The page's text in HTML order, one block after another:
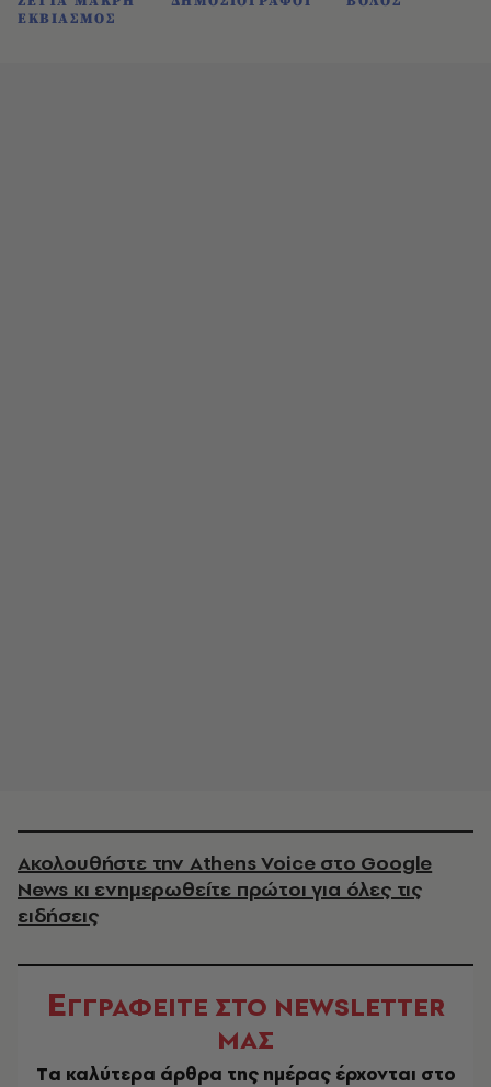
ΕΚΒΙΑΣΜΟΣ
Ακολουθήστε την Athens Voice στο Google
News κι ενημερωθείτε πρώτοι για όλες τις
ειδήσεις
ΕΓΓΡΑΦΕΙΤΕ ΣΤΟ NEWSLETTER
ΜΑΣ
Tα καλύτερα άρθρα της ημέρας έρχονται στο